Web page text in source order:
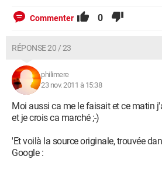
Commenter 0
RÉPONSE 20 / 23
philimere
23 nov. 2011 à 15:38
Moi aussi ca me le faisait et ce matin
et je crois ca marché ;-)
'Et voilà la source originale, trouvée
Google :